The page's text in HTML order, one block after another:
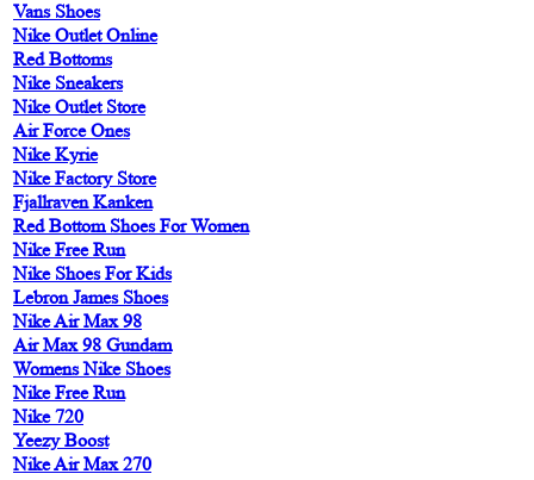
Vans Shoes
Nike Outlet Online
Red Bottoms
Nike Sneakers
Nike Outlet Store
Air Force Ones
Nike Kyrie
Nike Factory Store
Fjallraven Kanken
Red Bottom Shoes For Women
Nike Free Run
Nike Shoes For Kids
Lebron James Shoes
Nike Air Max 98
Air Max 98 Gundam
Womens Nike Shoes
Nike Free Run
Nike 720
Yeezy Boost
Nike Air Max 270